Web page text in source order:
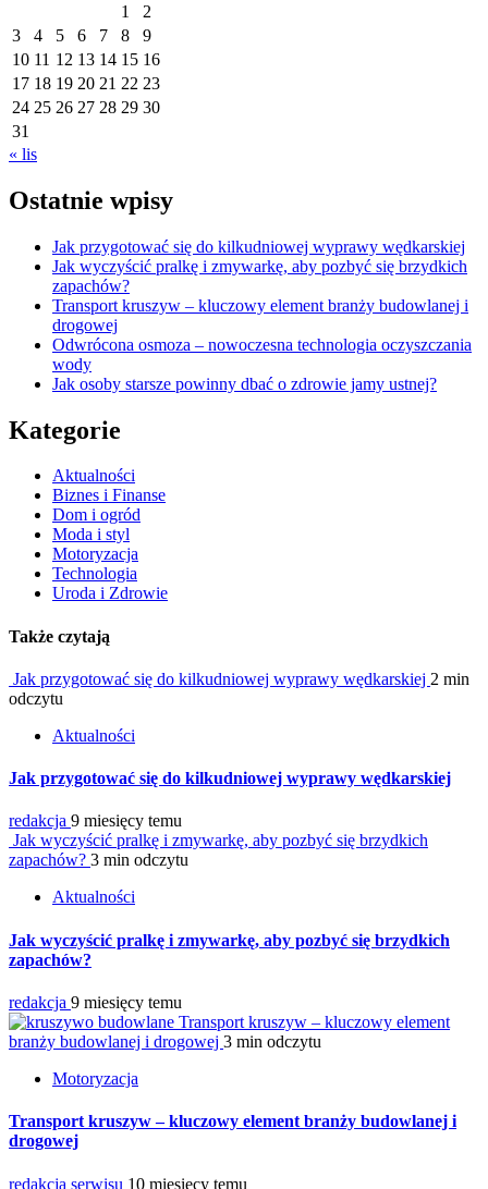
1
2
3
4 5 6 7 8
9
10 11 12 13 14 15 16
17 18 19 20 21 22 23
24 25 26 27 28 29 30
31
« lis
Ostatnie wpisy
Jak przygotować się do kilkudniowej wyprawy wędkarskiej
Jak wyczyścić pralkę i zmywarkę, aby pozbyć się brzydkich
zapachów?
Transport kruszyw – kluczowy element branży budowlanej i
drogowej
Odwrócona osmoza – nowoczesna technologia oczyszczania
wody
Jak osoby starsze powinny dbać o zdrowie jamy ustnej?
Kategorie
Aktualności
Biznes i Finanse
Dom i ogród
Moda i styl
Motoryzacja
Technologia
Uroda i Zdrowie
Także czytają
Jak przygotować się do kilkudniowej wyprawy wędkarskiej 2 min
odczytu
Aktualności
Jak przygotować się do kilkudniowej wyprawy wędkarskiej
redakcja 9 miesięcy temu
Jak wyczyścić pralkę i zmywarkę, aby pozbyć się brzydkich
zapachów? 3 min odczytu
Aktualności
Jak wyczyścić pralkę i zmywarkę, aby pozbyć się brzydkich
zapachów?
redakcja 9 miesięcy temu
Transport kruszyw – kluczowy element
branży budowlanej i drogowej 3 min odczytu
Motoryzacja
Transport kruszyw – kluczowy element branży budowlanej i
drogowej
redakcja serwisu 10 miesięcy temu